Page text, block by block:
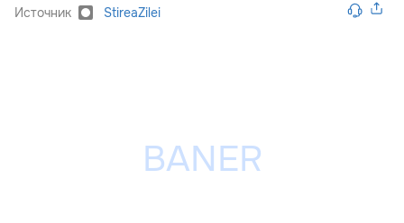
Источник StireaZilei